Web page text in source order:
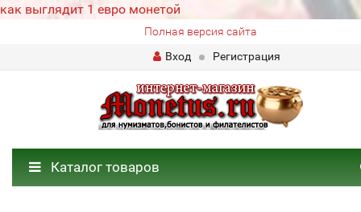
как выглядит 1 евро монетой
Полная версия сайта
Вход
Регистрация
Каталог товаров